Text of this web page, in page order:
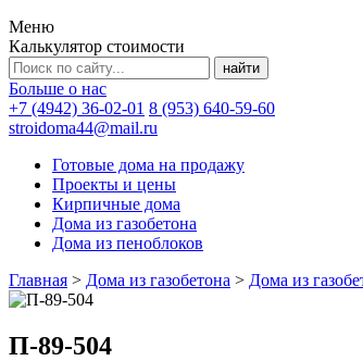
Меню
Калькулятор стоимости
Больше о нас
+7 (4942) 36-02-01 8 (953) 640-59-60
stroidoma44@mail.ru
Готовые дома на продажу
Проекты и цены
Кирпичные дома
Дома из газобетона
Дома из пеноблоков
Главная > Дома из газобетона > Дома из
П-89-504